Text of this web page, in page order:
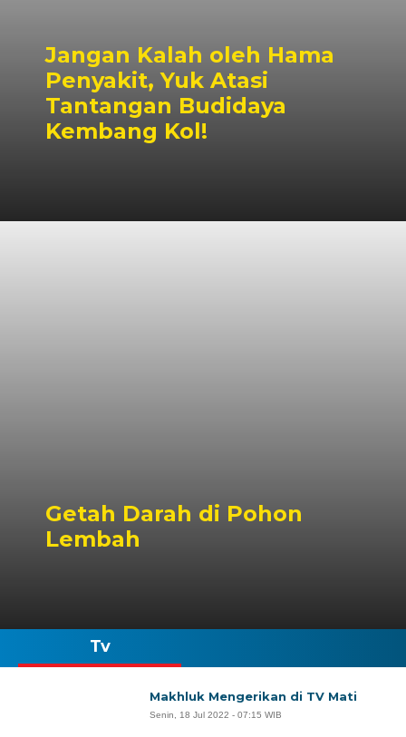
Jangan Kalah oleh Hama
Penyakit, Yuk Atasi
Tantangan Budidaya
Kembang Kol!
Getah Darah di Pohon
Lembah
Tv
Makhluk Mengerikan di TV Mati
Senin, 18 Jul 2022 - 07:15 WIB